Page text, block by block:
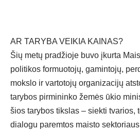
AR TARYBA VEIKIA KAINAS?
Šių metų pradžioje buvo įkurta
politikos formuotojų, gamintojų,
mokslo ir vartotojų organizacijų
tarybos pirmininko žemės ūkio
šios tarybos tikslas – siekti tvarios,
dialogu paremtos maisto